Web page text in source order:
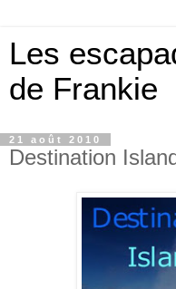
Les
de Frankie
21 août 2010
Destination